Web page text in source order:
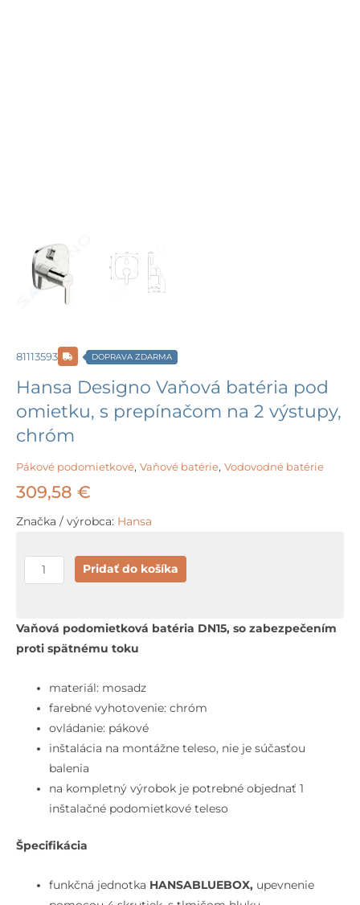
81113593 DOPRAVA ZDARMA
Hansa Designo Vaňová batéria pod
omietku, s prepínačom na 2 výstupy,
chróm
Pákové podomietkové, Vaňové batérie, Vodovodné batérie
309,58 €
Značka / výrobca: Hansa
množstvo
Hansa
Vaňová
batéria
omietku,
prepínačom
výstupy,
chróm
Pridať do košíka
Vaňová podomietková batéria DN15, so zabezpečením
proti spätnému toku
materiál: mosadz
farebné vyhotovenie: chróm
ovládanie: pákové
inštalácia na montážne teleso, nie je súčasťou
balenia
na kompletný výrobok je potrebné objednať 1
inštalačné podomietkové teleso
Špecifikácia
funkčná jednotka HANSABLUEBOX, upevnenie